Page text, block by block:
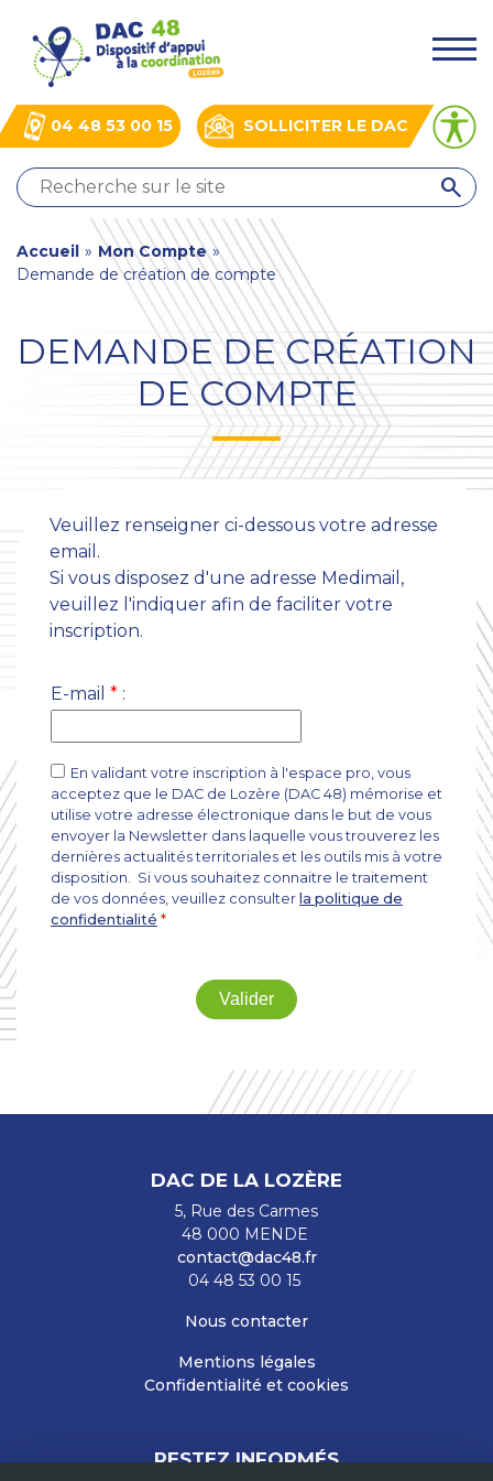
contenu
principal
SOLLICITER LE DAC
04 48 53 00 15
.
QUI
SOMMES-
?
NOS
ACTUALITÉS
BOÎTE
You
here
Accueil » Mon Compte »
Demande de création de compte
DEMANDE DE CRÉATION
DE COMPTE
Veuillez renseigner ci-dessous votre adresse
email.
Si vous disposez d'une adresse Medimail,
veuillez l'indiquer afin de faciliter votre
inscription.
E-mail * :
En validant votre inscription à l'espace pro, vous
acceptez que le DAC de Lozère (DAC 48) mémorise et
utilise votre adresse électronique dans le but de vous
envoyer la Newsletter dans laquelle vous trouverez les
dernières actualités territoriales et les outils mis à votre
disposition. Si vous souhaitez connaitre le traitement
de vos données, veuillez consulter la politique de
confidentialité *
DAC DE LA LOZÈRE
5, Rue des Carmes
48 000 MENDE
contact@dac48.fr
04 48 53 00 15
Nous contacter
Mentions légales
Confidentialité et cookies
RESTEZ INFORMÉS